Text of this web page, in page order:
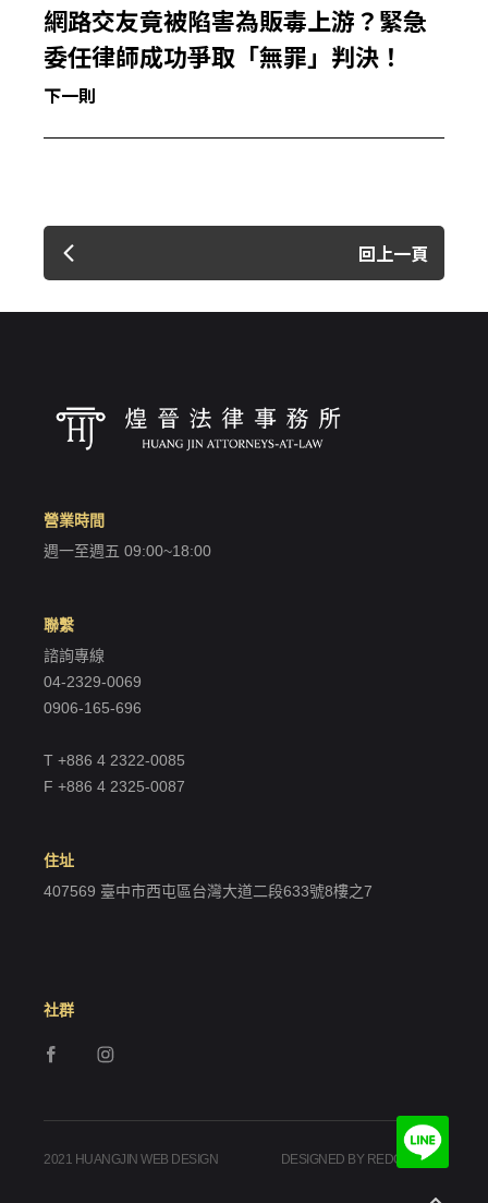
網路交友竟被陷害為販毒上游？緊急
委任律師成功爭取「無罪」判決！
下一則
回上一頁
營業時間
週一至週五 09:00~18:00
聯繫
諮詢專線
04-2329-0069
0906-165-696
T +886 4 2322-0085
F +886 4 2325-0087
住址
407569 臺中市西屯區台灣大道二段633號8樓之7
社群
2021 HUANGJIN WEB DESIGN DESIGNED BY REDGEEGEE